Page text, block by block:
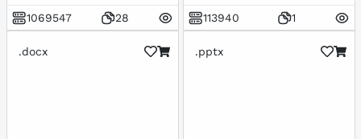
1069547 28 113940 1
.docx .pptx